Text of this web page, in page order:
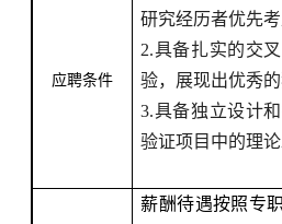
应聘条件
研究经历者优先考
2.具备扎实的交
验，展现出优秀
3.具备独立设计
验证项目中的理
薪酬待遇按照专